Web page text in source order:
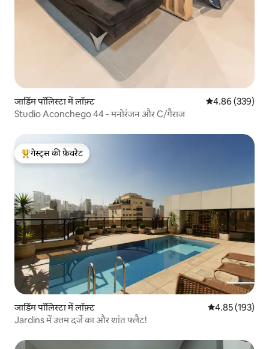
जार्डिम पॉलिस्टा में लॉफ़्ट औसत रेटिंग 5 में से
4.86 (339)
Studio Aconchego 44 - मनोरंजन और C/गैराज
गेस्ट्स का टॉप फ़ेवरेट
गेस्ट्स की फ़ेवरेट
जार्डिम पॉलिस्टा में लॉफ़्ट औसत रेटिंग 5 में से
4.85 (193)
Jardins में उत्तम दर्जे का और शांत फ्लैट!